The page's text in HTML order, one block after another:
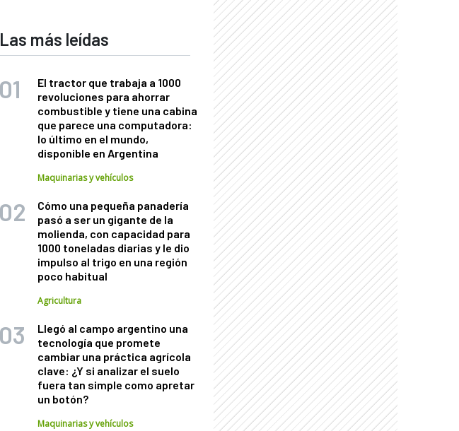
Las más leídas
El tractor que trabaja a 1000
revoluciones para ahorrar
combustible y tiene una cabina
que parece una computadora:
lo último en el mundo,
disponible en Argentina
Maquinarias y vehículos
Cómo una pequeña panadería
pasó a ser un gigante de la
molienda, con capacidad para
1000 toneladas diarias y le dio
impulso al trigo en una región
poco habitual
Agricultura
Llegó al campo argentino una
tecnología que promete
cambiar una práctica agrícola
clave: ¿Y si analizar el suelo
fuera tan simple como apretar
un botón?
Maquinarias y vehículos